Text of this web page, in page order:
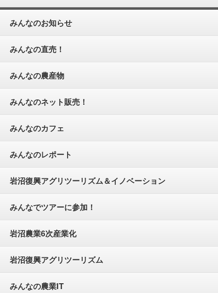
みんなのお知らせ
みんなの直売！
みんなの農産物
みんなのネット販売！
みんなのカフェ
みんなのレポート
岩沼復興アグリツーリズム＆イノベーション
みんなでツアーに参加！
岩沼農業6次産業化
岩沼復興アグリツーリズム
みんなの農業IT